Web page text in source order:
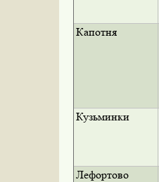
Капотня
Кузьминки
Лефортово